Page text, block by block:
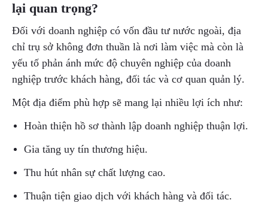
lại quan trọng?
Đối với doanh nghiệp có vốn đầu tư nước ngoài, địa
chỉ trụ sở không đơn thuần là nơi làm việc mà còn là
yếu tố phản ánh mức độ chuyên nghiệp của doanh
nghiệp trước khách hàng, đối tác và cơ quan quản lý.
Một địa điểm phù hợp sẽ mang lại nhiều lợi ích như:
Hoàn thiện hồ sơ thành lập doanh nghiệp thuận lợi.
Gia tăng uy tín thương hiệu.
Thu hút nhân sự chất lượng cao.
Thuận tiện giao dịch với khách hàng và đối tác.